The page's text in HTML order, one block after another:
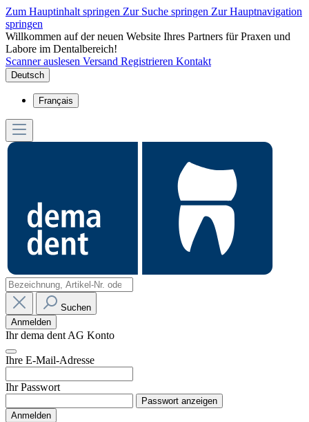
Zum Hauptinhalt springen Zur Suche springen Zur Hauptnavigation
springen
Willkommen auf der neuen Website Ihres Partners für Praxen und
Labore im Dentalbereich!
Scanner auslesen Versand Registrieren Kontakt
Deutsch
Français
Suchen
Anmelden
Ihr dema dent AG Konto
Ihre E-Mail-Adresse
Ihr Passwort
Passwort anzeigen
Anmelden